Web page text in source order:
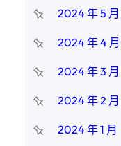
2024 年 5 月
2024 年 4 月
2024 年 3 月
2024 年 2 月
2024 年 1 月